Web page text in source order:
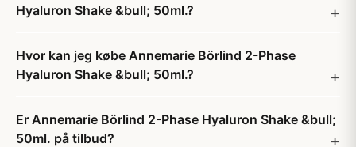
Hyaluron Shake &bull; 50ml.?
Hvor kan jeg købe Annemarie Börlind 2-Phase
Hyaluron Shake &bull; 50ml.?
Er Annemarie Börlind 2-Phase Hyaluron Shake &bull;
50ml. på tilbud?